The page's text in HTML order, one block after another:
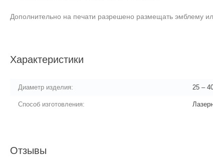
Дополнительно на печати разрешено размещать эмблему
Характеристики
Диаметр изделия: 25 –
Способ изготовления:
Отзывы